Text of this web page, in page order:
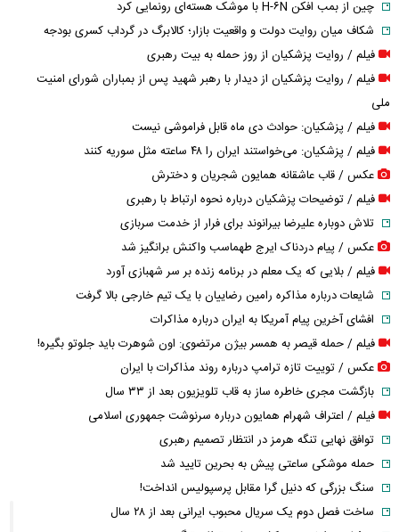
چین از بمب افکن H-۶N با موشک هسته‌ای رونمایی کرد
شکاف میان روایت دولت و واقعیت بازار؛ کالابرگ در گرداب کسری بودجه
فیلم / روایت پزشکیان از روز حمله به بیت رهبری
فیلم / روایت پزشکیان از دیدار با رهبر شهید پس از بمباران شورای امنیت
ملی
فیلم / پزشکیان: حوادث دی ماه قابل فراموشی نیست
فیلم / پزشکیان: می‌خواستند ایران را ۴۸ ساعته مثل سوریه کنند
عکس / قاب عاشقانه همایون شجریان و دخترش
فیلم / توضیحات پزشکیان درباره نحوه ارتباط با رهبری
تلاش دوباره علیرضا بیرانوند برای فرار از خدمت سربازی
عکس / پیام دردناک ایرج طهماسب واکنش برانگیز شد
فیلم / بلایی که یک معلم در برنامه زنده بر سر شهبازی آورد
شایعات درباره مذاکره رامین رضاییان با یک تیم خارجی بالا گرفت
افشای آخرین پیام آمریکا به ایران درباره مذاکرات
فیلم / حمله قیصر به همسر بیژن مرتضوی: اون شوهرت باید جلوتو بگیره!
عکس / توییت تازه ترامپ درباره روند مذاکرات با ایران
بازگشت مجری خاطره ساز به قاب تلویزیون بعد از ۳۳ سال
فیلم / اعتراف شهرام همایون درباره سرنوشت جمهوری اسلامی
توافق نهایی تنگه هرمز در انتظار تصمیم رهبری
حمله موشکی ساعتی پیش به بحرین تایید شد
سنگ بزرگی که دنیل گرا مقابل پرسپولیس انداخت!
ساخت فصل دوم یک سریال محبوب ایرانی بعد از ۲۸ سال